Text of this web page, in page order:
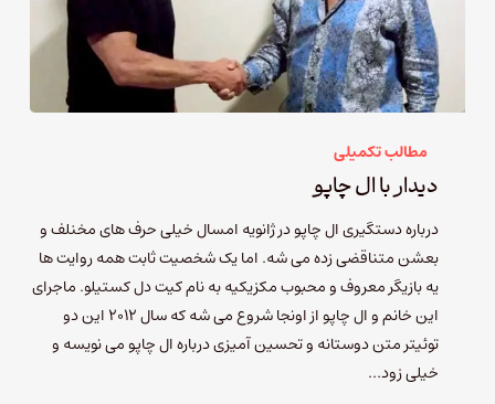
مطالب تکمیلی
دیدار با ال چاپو
درباره دستگیری ال چاپو در ژانویه امسال خیلی حرف های مخنلف و
بعشن متناقضی زده می شه. اما یک شخصیت ثابت همه روایت ها
یه بازیگر معروف و محبوب مکزیکیه به نام کیت دل کستیلو. ماجرای
این خانم و ال چاپو از اونجا شروع می شه که سال 2012 این دو
توئیتر متن دوستانه و تحسین آمیزی درباره ال چاپو می نویسه و
خیلی زود…